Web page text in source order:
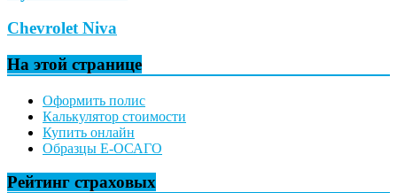
Chevrolet Niva
На этой странице
Оформить полис
Калькулятор стоимости
Купить онлайн
Образцы Е-ОСАГО
Рейтинг страховых